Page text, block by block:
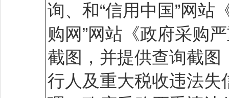
询、和“信用中国”网站
购网”网站《政府采购
截图，并提供查询截
行人及重大税收违法失